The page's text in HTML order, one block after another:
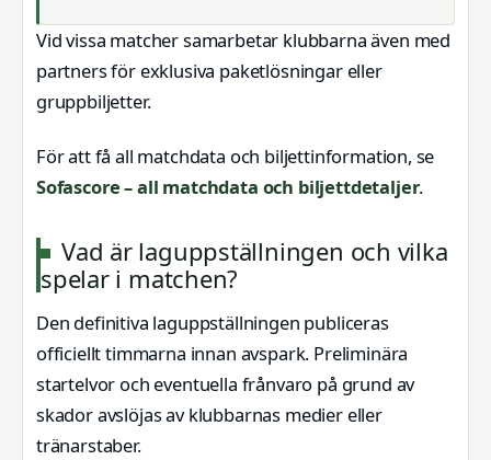
Vid vissa matcher samarbetar klubbarna även med
partners för exklusiva paketlösningar eller
gruppbiljetter.
För att få all matchdata och biljettinformation, se
Sofascore – all matchdata och biljettdetaljer.
Vad är laguppställningen och vilka
spelar i matchen?
Den definitiva laguppställningen publiceras
officiellt timmarna innan avspark. Preliminära
startelvor och eventuella frånvaro på grund av
skador avslöjas av klubbarnas medier eller
tränarstaber.